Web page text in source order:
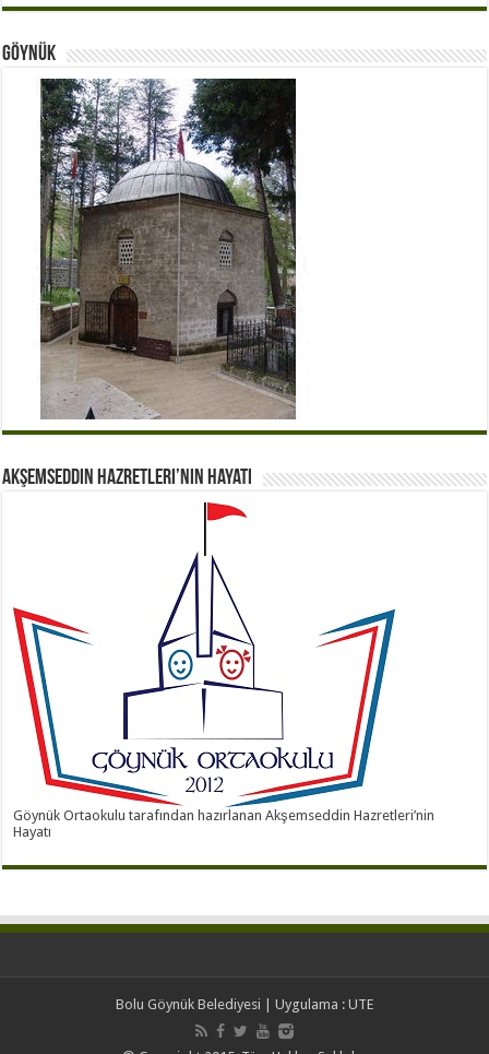
Göynük
Akşemseddin Hazretleri’nin Hayatı
Göynük Ortaokulu tarafından hazırlanan Akşemseddin Hazretleri’nin
Hayatı
Bolu Göynük Belediyesi | Uygulama : UTE